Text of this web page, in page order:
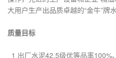
大用户生产出品质卓越的“金牛”牌水
质量目标
1 出厂水泥42.5级优等品率100%